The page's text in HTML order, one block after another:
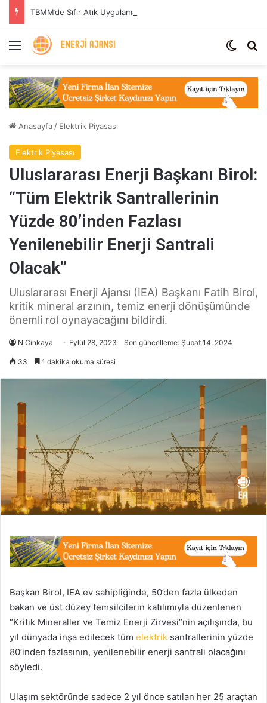
Menü Dış
Anasayfa / Elektrik Piyasası
Elektrik Piyasası
Uluslararası Enerji Başkanı Birol:
“Tüm Elektrik Santrallerinin
Yüzde 80’inden Fazlası
Yenilenebilir Enerji Santrali
Olacak”
Uluslararası Enerji Ajansı (IEA) Başkanı Fatih Birol,
kritik mineral arzının, temiz enerji dönüşümünde
önemli rol oynayacağını bildirdi.
N.Cinkaya Eylül 28, 2023 Son güncelleme: Şubat 14, 2024
33 1 dakika okuma süresi
Başkan Birol, IEA ev sahipliğinde, 50’den fazla ülkeden
bakan ve üst düzey temsilcilerin katılımıyla düzenlenen
“Kritik Mineraller ve Temiz Enerji Zirvesi”nin açılışında, bu
yıl dünyada inşa edilecek tüm elektrik santrallerinin yüzde
80’inden fazlasının, yenilenebilir enerji santrali olacağını
söyledi.
Ulaşım sektöründe sadece 2 yıl önce satılan her 25 araçtan